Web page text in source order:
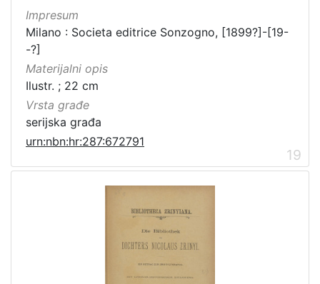
Impresum
Milano : Societa editrice Sonzogno, [1899?]-[19-
-?]
Materijalni opis
Ilustr. ; 22 cm
Vrsta građe
serijska građa
urn:nbn:hr:287:672791
19